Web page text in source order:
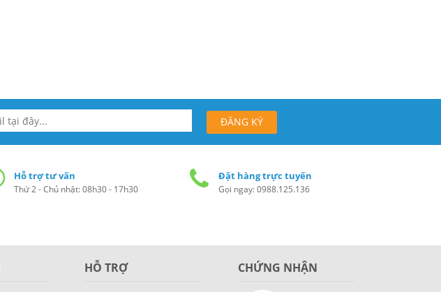
Hỗ trợ tư vấn
Thứ 2 - Chủ nhật: 08h30 - 17h30
Đặt hàng trực tuyến
Gọi ngay: 0988.125.136
HỖ TRỢ CHỨNG NHẬN